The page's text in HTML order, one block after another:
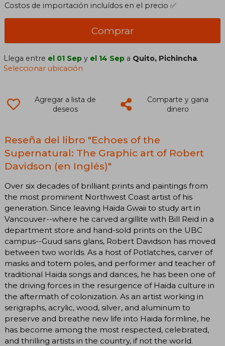
Costos de importación incluídos en el precio ✅
Comprar
Llega entre el 01 Sep y el 14 Sep a Quito, Pichincha.
Seleccionar ubicación
Agregar a lista de
deseos
Comparte y gana
dinero
Reseña del libro "Echoes of the
Supernatural: The Graphic art of Robert
Davidson (en Inglés)"
Over six decades of brilliant prints and paintings from
the most prominent Northwest Coast artist of his
generation. Since leaving Haida Gwaii to study art in
Vancouver--where he carved argillite with Bill Reid in a
department store and hand-sold prints on the UBC
campus--Guud sans glans, Robert Davidson has moved
between two worlds. As a host of Potlatches, carver of
masks and totem poles, and performer and teacher of
traditional Haida songs and dances, he has been one of
the driving forces in the resurgence of Haida culture in
the aftermath of colonization. As an artist working in
serigraphs, acrylic, wood, silver, and aluminum to
preserve and breathe new life into Haida formline, he
has become among the most respected, celebrated,
and thrilling artists in the country, if not the world.